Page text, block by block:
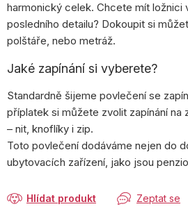
harmonický celek. Chcete mít ložnici
posledního detailu? Dokoupit si
polštáře, nebo metráž.
Jaké zapínání si vyberete?
Standardně šijeme povlečení se
příplatek si můžete zvolit zapínání na
– nit, knoflíky i zip.
Toto povlečení dodáváme nejen do
ubytovacích zařízení, jako jsou
Zeptat se
Hlídat produkt